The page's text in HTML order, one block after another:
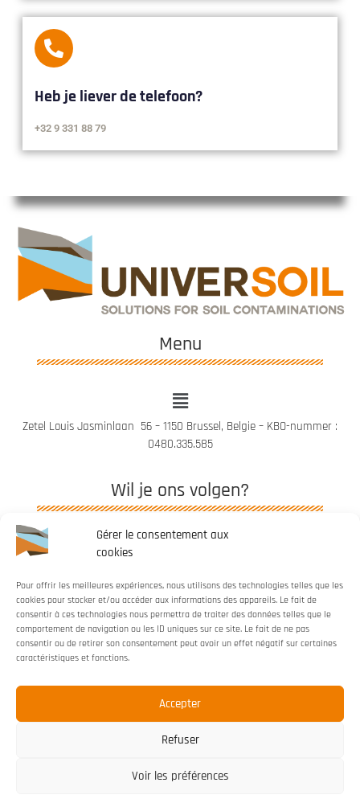
Gérer le consentement aux
cookies
Pour offrir les meilleures expériences, nous utilisons des technologies telles que les
cookies pour stocker et/ou accéder aux informations des appareils. Le fait de
consentir à ces technologies nous permettra de traiter des données telles que le
comportement de navigation ou les ID uniques sur ce site. Le fait de ne pas
consentir ou de retirer son consentement peut avoir un effet négatif sur certaines
caractéristiques et fonctions.
Accepter
Refuser
Voir les préférences
Heb je liever de telefoon?
+32 9 331 88 79
Menu
Zetel Louis Jasminlaan 56 – 1150 Brussel, Belgie – KBO-nummer :
0480.335.585
Wil je ons volgen?
Webdesigned bySerendesign